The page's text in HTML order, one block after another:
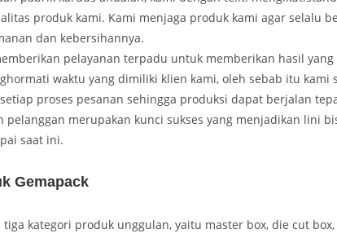
produk kami. Kami menjaga produk kami agar selalu
dan kebersihannya.
pelayanan terpadu untuk memberikan hasil
waktu yang dimiliki klien kami, oleh sebab itu kami
proses pesanan sehingga produksi dapat berjalan
pelanggan merupakan kunci sukses yang menjadikan lini
saat ini.
Gemapack
kategori produk unggulan, yaitu master box, die cut